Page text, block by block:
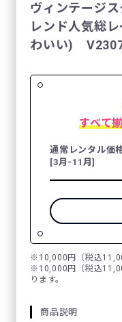
ヴィンテージ
レンド人気総
わいい)
すべて
通常レンタル価
[3月-11月]
※10,000円（税込
※10,000円（税込
ります。
商品説明